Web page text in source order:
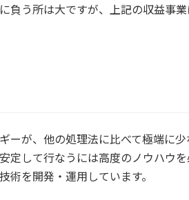
負う所は大ですが、上記の収益事
ーが、他の処理法に比べて極端に
定して行なうには高度のノウハウ
を開発・運用しています。